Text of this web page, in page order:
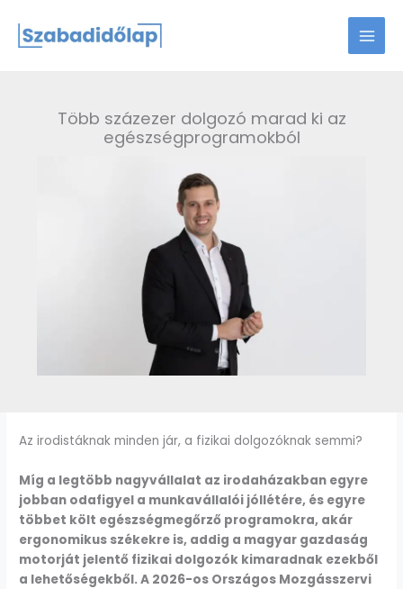
content
Több százezer dolgozó marad ki az
egészségprogramokból
Az irodistáknak minden jár, a fizikai dolgozóknak semmi?
Míg a legtöbb nagyvállalat az irodaházakban egyre
jobban odafigyel a munkavállalói jóllétére, és egyre
többet költ egészségmegőrző programokra, akár
ergonomikus székekre is, addig a magyar gazdaság
motorját jelentő fizikai dolgozók kimaradnak ezekből
a lehetőségekből. A 2026-os Országos Mozgásszervi